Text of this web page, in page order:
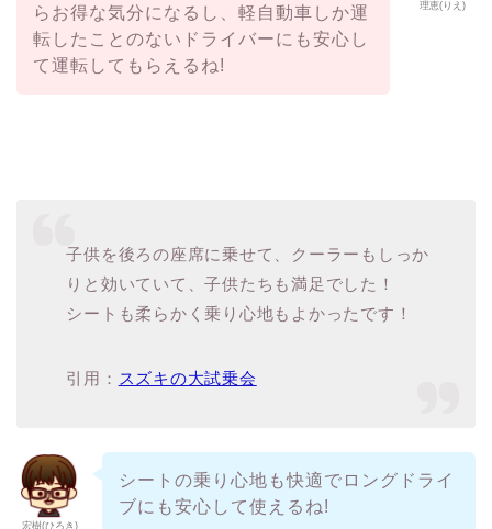
理恵(りえ)
らお得な気分になるし、軽自動車しか運
転したことのないドライバーにも安心し
て運転してもらえるね!
子供を後ろの座席に乗せて、クーラーもしっか
りと効いていて、子供たちも満足でした！
シートも柔らかく乗り心地もよかったです！
引用： スズキの大試乗会
宏樹(ひろき)
シートの乗り心地も快適でロングドライ
ブにも安心して使えるね!